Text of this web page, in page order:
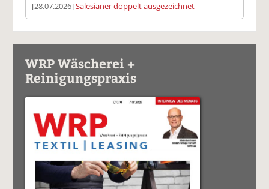
[28.07.2026]Salesianer doppelt ausgezeichnet
WRP Wäscherei +
Reinigungspraxis